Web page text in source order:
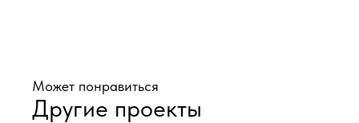
Может понравиться
Другие проекты